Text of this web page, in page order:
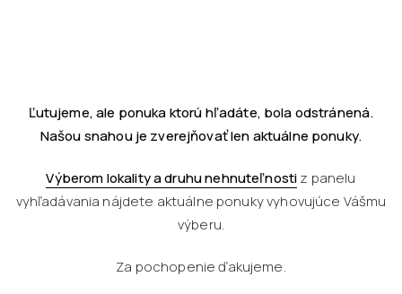
Ľutujeme, ale ponuka ktorú hľadáte, bola odstránená.
Našou snahou je zverejňovať len aktuálne ponuky.
Výberom lokality a druhu nehnuteľnostiz panelu
vyhľadávania nájdete aktuálne ponuky vyhovujúce Vášmu
výberu.
Za pochopenie ďakujeme.